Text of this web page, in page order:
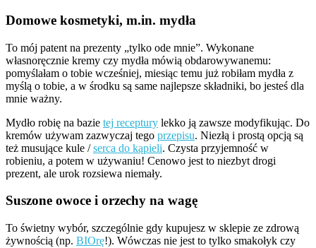
Domowe kosmetyki, m.in. mydła
To mój patent na prezenty „tylko ode mnie”. Wykonane
własnoręcznie kremy czy mydła mówią obdarowywanemu:
pomyślałam o tobie wcześniej, miesiąc temu już robiłam mydła z
myślą o tobie, a w środku są same najlepsze składniki, bo jesteś dla
mnie ważny.
Mydło robię na bazie tej receptury lekko ją zawsze modyfikując. Do
kremów używam zazwyczaj tego przepisu. Niezłą i prostą opcją są
też musujące kule /serca do kąpieli. Czysta przyjemność w
robieniu, a potem w używaniu! Cenowo jest to niezbyt drogi
prezent, ale urok rozsiewa niemały.
Suszone owoce i orzechy na wagę
To świetny wybór, szczególnie gdy kupujesz w sklepie ze zdrową
żywnością (np. BIOrę!). Wówczas nie jest to tylko smakołyk czy